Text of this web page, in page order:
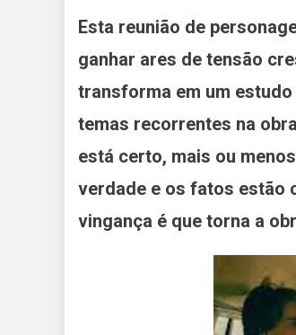
Esta reunião de
ganhar ares de tensão
transforma em um
temas recorrentes na
está certo, mais ou
verdade e os fatos estão
vingança é que torna a